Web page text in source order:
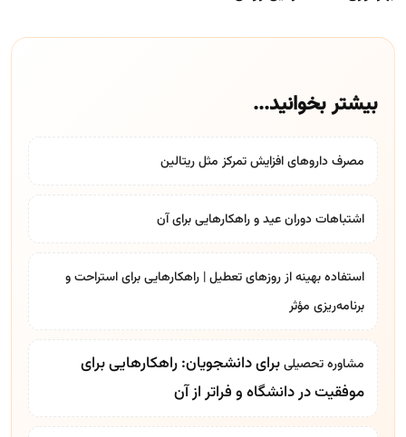
بیشتر بخوانید...
مصرف داروهای افزایش تمرکز مثل ریتالین
اشتباهات دوران عید و راهکارهایی برای آن
استفاده بهینه از روزهای تعطیل | راهکارهایی برای استراحت و
برنامه‌ریزی مؤثر
مشاوره تحصیلیبرای دانشجویان: راهکارهایی برای
موفقیت در دانشگاه و فراتر از آن